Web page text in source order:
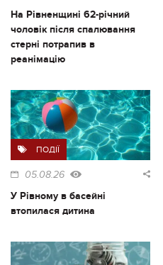
На Рівненщині 62-річний
чоловік після спалювання
стерні потрапив в
реанімацію
ПОДІЇ
05.08.26
У Рівному в басейні
втопилася дитина